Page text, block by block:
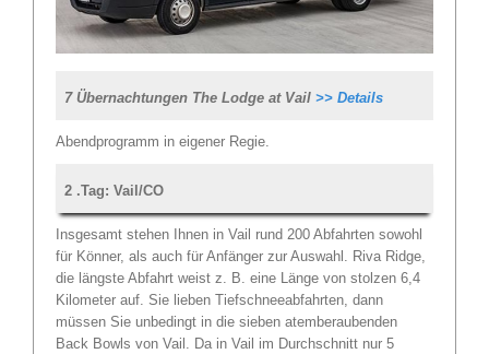
7 Übernachtungen The Lodge at Vail >> Details
Abendprogramm in eigener Regie.
2 .Tag: Vail/CO
Insgesamt stehen Ihnen in Vail rund 200 Abfahrten sowohl
für Könner, als auch für Anfänger zur Auswahl. Riva Ridge,
die längste Abfahrt weist z. B. eine Länge von stolzen 6,4
Kilometer auf. Sie lieben Tiefschneeabfahrten, dann
müssen Sie unbedingt in die sieben atemberaubenden
Back Bowls von Vail. Da in Vail im Durchschnitt nur 5